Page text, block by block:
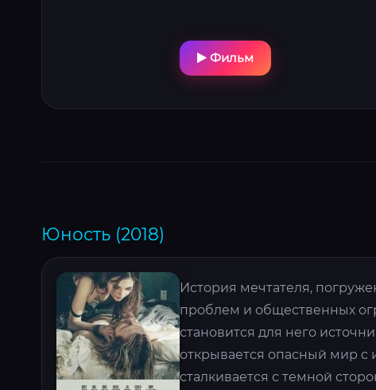
Фильм
Юность (2018)
История мечтателя,
проблем и общественных
становится для него
открывается опасный мир с
сталкивается с темной